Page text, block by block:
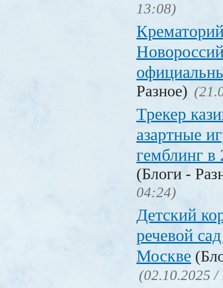
13:08)
Разное)
Трекер
азартные
гемблинг в
(Блоги -
04:24)
Детский
речевой
Москве
(02.10.2025 /